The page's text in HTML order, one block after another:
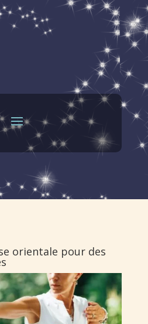
orientale pour des